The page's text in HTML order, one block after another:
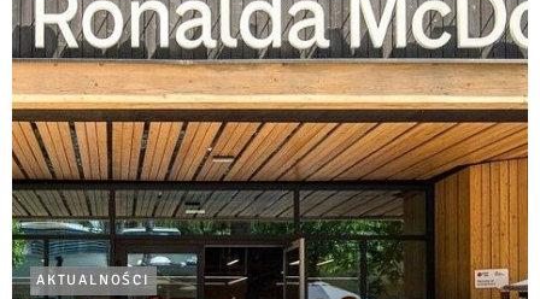
AKTUALNOŚCI